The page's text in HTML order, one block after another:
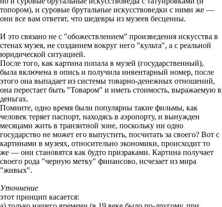
топором), и суровые брутальные искусствоведки с ними же —
они все вам ответят, что шедевры из музеев бесценны.
И это связано не с "обожествлением" произведения искусства в
стенах музея, не созданием вокруг него "культа", а с реальной
юридической ситуацией.
После того, как картина попала в музей (государственный),
была включена в опись и получила инвентарный номер, после
этого она выпадает из системы товарно-денежных отношений,
она перестает быть "Товаром" и иметь стоимость, выражаемую в
деньгах.
Помните, одно время были популярны такие фильмы, как
человек теряет паспорт, находясь в аэропорту, и вынужден
месяцами жить в транзитной зоне, поскольку ни одно
государство не может его выпустить, посчитать за своего? Вот с
картинами в музеях, относительно экономики, происходит то
же — они становятся как будто призраками. Картина получает
своего рода "черную метку" финансово, исчезает из мира
"живых".
Уточнение
этот принцип касается: